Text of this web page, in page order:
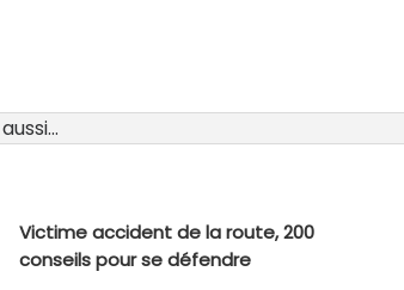
Victime accident de la route, 200
conseils pour se défendre